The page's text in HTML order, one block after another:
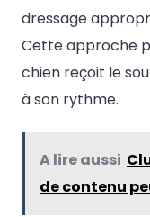
dressage
Cette approche
chien reçoit le
à son rythme.
A lire aussi
de contenu